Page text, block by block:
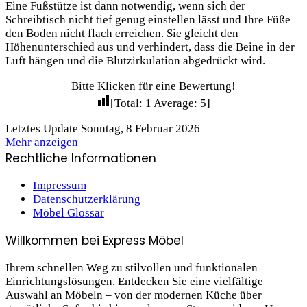
Eine Fußstütze ist dann notwendig, wenn sich der
Schreibtisch nicht tief genug einstellen lässt und Ihre Füße
den Boden nicht flach erreichen. Sie gleicht den
Höhenunterschied aus und verhindert, dass die Beine in der
Luft hängen und die Blutzirkulation abgedrückt wird.
Bitte Klicken für eine Bewertung!
[Total: 1 Average: 5]
Letztes Update Sonntag, 8 Februar 2026
Mehr anzeigen
Rechtliche Informationen
Impressum
Datenschutzerklärung
Möbel Glossar
Willkommen bei Express Möbel
Ihrem schnellen Weg zu stilvollen und funktionalen
Einrichtungslösungen. Entdecken Sie eine vielfältige
Auswahl an Möbeln – von der modernen Küche über